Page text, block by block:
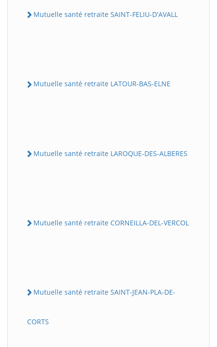
Mutuelle santé retraite SAINT-FELIU-D'AVALL
Mutuelle santé retraite LATOUR-BAS-ELNE
Mutuelle santé retraite LAROQUE-DES-ALBERES
Mutuelle santé retraite CORNEILLA-DEL-VERCOL
Mutuelle santé retraite SAINT-JEAN-PLA-DE-
CORTS